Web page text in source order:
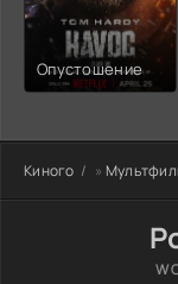
Опустошение
Киного »